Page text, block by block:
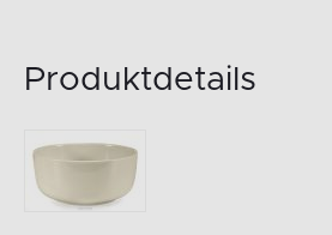
Produktdetails